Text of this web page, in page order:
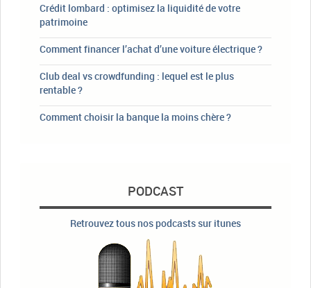
Crédit lombard : optimisez la liquidité de votre
patrimoine
Comment financer l’achat d’une voiture électrique ?
Club deal vs crowdfunding : lequel est le plus
rentable ?
Comment choisir la banque la moins chère ?
PODCAST
Retrouvez tous nos podcasts sur itunes